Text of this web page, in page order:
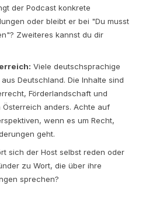
der Podcast konkrete
oder bleibt er bei "Du musst
Zweiteres kannst du dir
Viele deutschsprachige
Deutschland. Die Inhalte sind
Förderlandschaft und
Österreich anders. Achte auf
wenn es um Recht,
geht.
sich der Host selbst reden oder
zu Wort, die über ihre
sprechen?